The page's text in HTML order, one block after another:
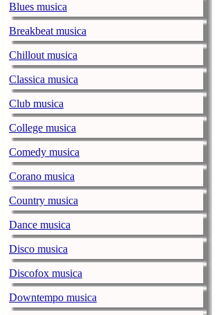
Blues musica
Breakbeat musica
Chillout musica
Classica musica
Club musica
College musica
Comedy musica
Corano musica
Country musica
Dance musica
Disco musica
Discofox musica
Downtempo musica